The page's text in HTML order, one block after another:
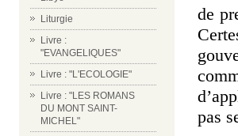
Liturgie
Livre :
"EVANGELIQUES"
Livre : "L'ECOLOGIE"
Livre : "LES ROMANS
DU MONT SAINT-
MICHEL"
de
pas